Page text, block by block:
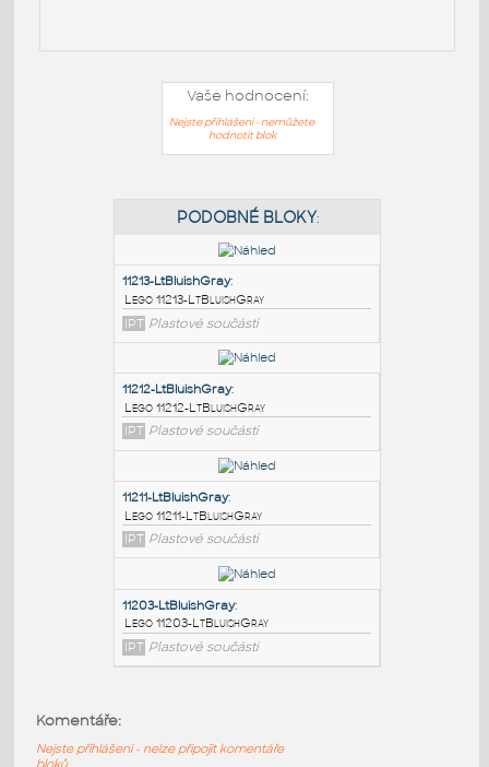
Vaše hodnocení:
Nejste přihlášeni - nemůžete
hodnotit blok
PODOBNÉ BLOKY
11213-LtBluishGray:
Lego 11213-LtBluishGray
IPT Plastové součásti
11212-LtBluishGray:
Lego 11212-LtBluishGray
IPT Plastové součásti
Lego 11211-LtBluishGray
Komentáře:
Nejste přihlášeni - nelze připojit komentáře